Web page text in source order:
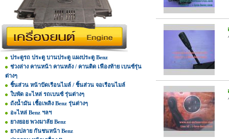
ประตูรถ ประตู บานประตู แผงประตู Benz
ช่วงล่าง คานหน้า คานหลัง / คานติด เฟืองท้าย เบนซ์รุ่น
ต่างๆ
ชิ้นส่วน หน้าปัดเรือนไมล์ / ชิ้นส่วน จอเรือนไมล์
ใบพัด อะไหล่ รถเบนซ์ รุ่นต่างๆ
ถังน้ำมัน เชื้อเพลิง Benz รุ่นต่างๆ
อะไหล่ Benz ฯลฯ
ยางยอย พวงมาลัย Benz
ยางปลาย กันชนหน้า Benz